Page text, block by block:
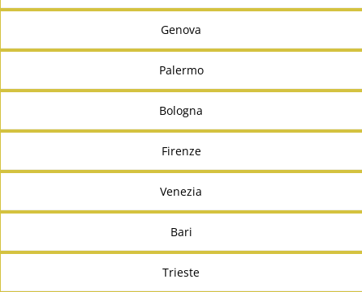
Genova
Palermo
Bologna
Firenze
Venezia
Bari
Trieste